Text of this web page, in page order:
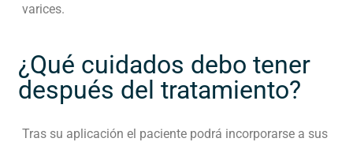
varices.
¿Qué cuidados debo tener
después del tratamiento?
Tras su aplicación el paciente podrá incorporarse a sus